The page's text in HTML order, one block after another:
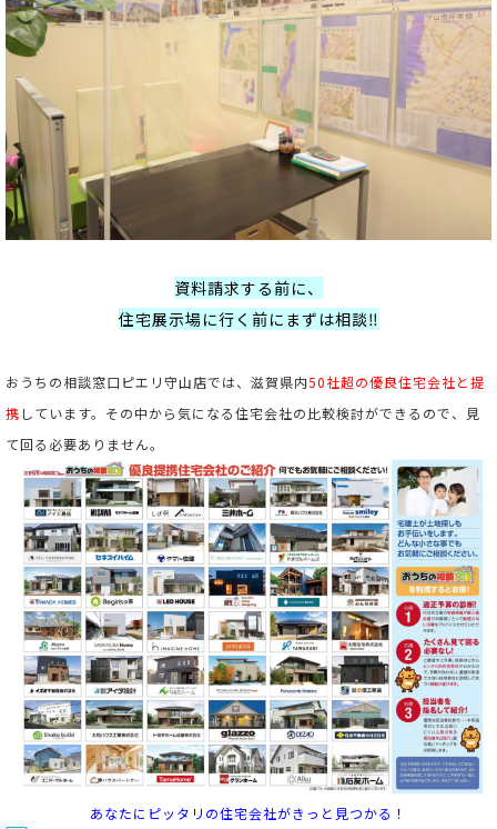
資料請求する前に、
住宅展示場に行く前にまずは相談‼
おうちの相談窓口ピエリ守山店では、滋賀県内50社超の優良住宅会社と提
携 しています。 その中から気になる住宅会社の比較検討ができるので、見
て回る必要ありません。
あなたにピッタリの住宅会社がきっと見つかる！